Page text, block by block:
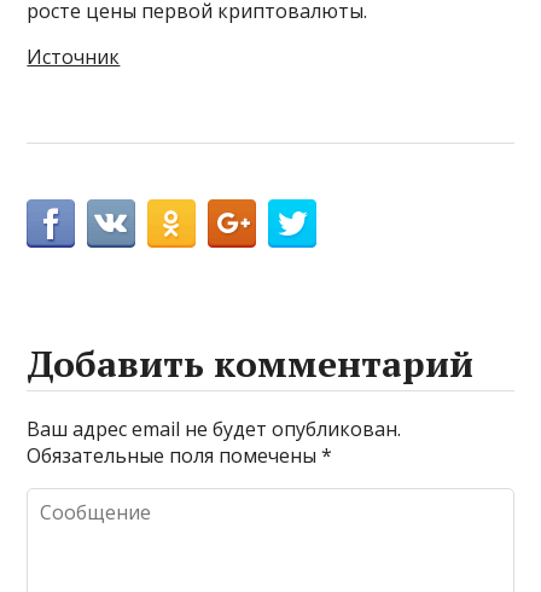
росте цены первой криптовалюты.
Источник
Добавить комментарий
Ваш адрес email не будет опубликован.
Обязательные поля помечены*